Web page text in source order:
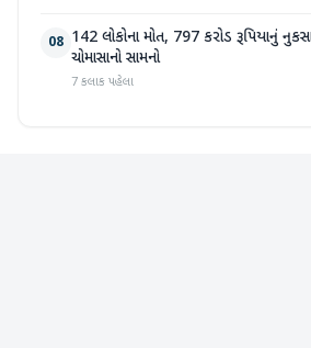
08 142 લોકોના મોત, 797 કરોડ રૂપિયાનું
ચોમાસાનો સામનો
7 કલાક પહેલા